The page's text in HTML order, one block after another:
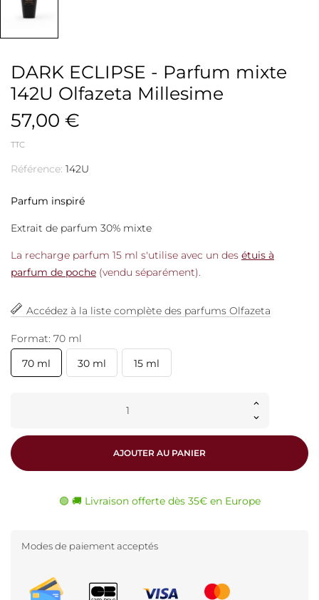
DARK ECLIPSE - Parfum mixte
142U Olfazeta Millesime
57,00 €
TTC
Référence: 142U
Parfum inspiré
Extrait de parfum 30% mixte
La recharge parfum 15 ml s'utilise avec un des étuis à
parfum de poche (vendu séparément).
Accédez à la liste complète des parfums Olfazeta
Format: 70 ml
70 ml
30 ml 15 ml
AJOUTER AU PANIER
🟢 🚚 Livraison offerte dès 35€ en Europe
Modes de paiement acceptés